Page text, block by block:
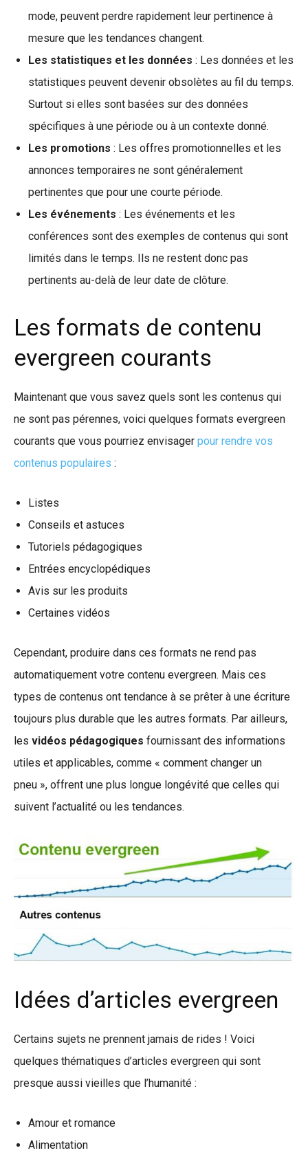
mode, peuvent perdre rapidement leur pertinence à
mesure que les tendances changent.
Les statistiques et les données : Les données et les
statistiques peuvent devenir obsolètes au fil du temps.
Surtout si elles sont basées sur des données
spécifiques à une période ou à un contexte donné.
Les promotions : Les offres promotionnelles et les
annonces temporaires ne sont généralement
pertinentes que pour une courte période.
Les événements : Les événements et les
conférences sont des exemples de contenus qui sont
limités dans le temps. Ils ne restent donc pas
pertinents au-delà de leur date de clôture.
Les formats de contenu
evergreen courants
Maintenant que vous savez quels sont les contenus qui
ne sont pas pérennes, voici quelques formats evergreen
courants que vous pourriez envisager pour rendre vos
contenus populaires :
Listes
Conseils et astuces
Tutoriels pédagogiques
Entrées encyclopédiques
Avis sur les produits
Certaines vidéos
Cependant, produire dans ces formats ne rend pas
automatiquement votre contenu evergreen. Mais ces
types de contenus ont tendance à se prêter à une écriture
toujours plus durable que les autres formats. Par ailleurs,
les vidéos pédagogiques fournissant des informations
utiles et applicables, comme « comment changer un
pneu », offrent une plus longue longévité que celles qui
suivent l’actualité ou les tendances.
Idées d’articles evergreen
Certains sujets ne prennent jamais de rides ! Voici
quelques thématiques d’articles evergreen qui sont
presque aussi vieilles que l’humanité :
Amour et romance
Alimentation